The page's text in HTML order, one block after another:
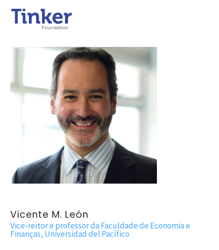
Vicente M. León
Vice-reitor e professor da Faculdade de Economia e
Finanças, Universidad del Pacífico